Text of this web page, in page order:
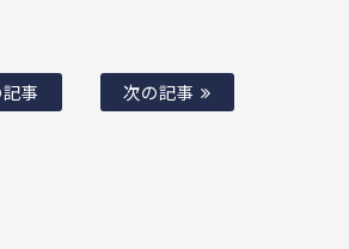
事 次の記事